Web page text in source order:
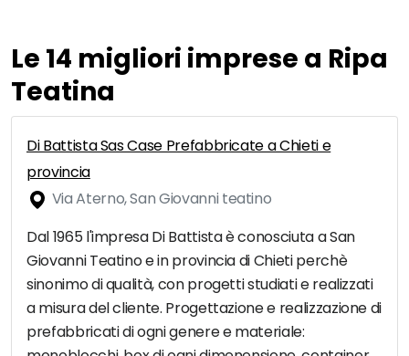
Le 14 migliori imprese a Ripa
Teatina
Di Battista Sas Case Prefabbricate a Chieti e
provincia
Via Aterno, San Giovanni teatino
Dal 1965 l'impresa Di Battista è conosciuta a San
Giovanni Teatino e in provincia di Chieti perchè
sinonimo di qualità, con progetti studiati e realizzati
a misura del cliente. Progettazione e realizzazione di
prefabbricati di ogni genere e materiale: